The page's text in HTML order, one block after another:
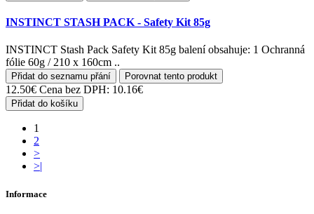
INSTINCT STASH PACK - Safety Kit 85g
INSTINCT Stash Pack Safety Kit 85g balení obsahuje: 1 Ochranná
fólie 60g / 210 x 160cm ..
Přidat do seznamu přání Porovnat tento produkt
12.50€ Cena bez DPH: 10.16€
Přidat do košíku
1
2
>
>|
Informace